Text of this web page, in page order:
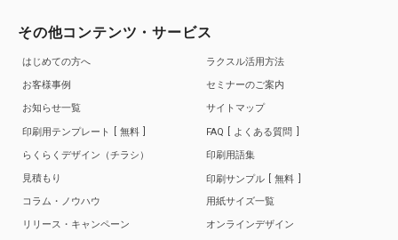
その他コンテンツ・サービス
はじめての方へ
お客様事例
お知らせ一覧
印刷用テンプレート
無料
らくらくデザイン（チラシ）
見積もり
コラム・ノウハウ
リリース・キャンペーン
ラクスル活用方法
セミナーのご案内
サイトマップ
FAQ
よくある質問
印刷用語集
印刷サンプル
無料
用紙サイズ一覧
オンラインデザイン